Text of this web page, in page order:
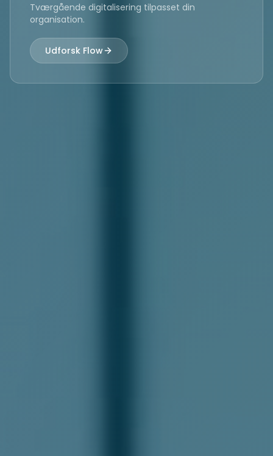
Tværgående digitalisering tilpasset din
organisation.
Udforsk Flow